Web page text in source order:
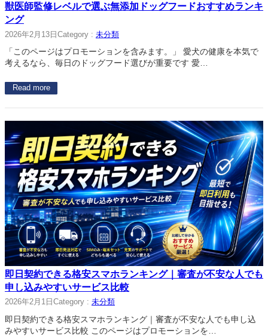
獣医師監修レベルで選ぶ無添加ドッグフードおすすめランキ
ング
2026年2月13日 Category : 未分類
「このページはプロモーションを含みます。」 愛犬の健康を本気で
考えるなら、毎日のドッグフード選びが重要です 愛…
Read more
即日契約できる格安スマホランキング｜審査が不安な人でも
申し込みやすいサービス比較
2026年2月1日 Category : 未分類
即日契約できる格安スマホランキング｜審査が不安な人でも申し込
みやすいサービス比較 このページはプロモーションを…